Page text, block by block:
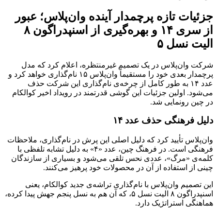
جزئیات تازه پرچمدار آینده وان‌پلاس؛ عبور
از سری ۱۴ و بهره‌گیری از اسنپدراگون ۸
الیت نسل ۵
شرکت وان‌پلاس در یک تصمیم غیرمنتظره، اعلام کرد که مدل
پرچمدار بعدی خود را مستقیماً وان‌پلاس ۱۵ نام‌گذاری خواهد کرد و
عدد ۱۴ به طور کامل از چرخه‌ی نام‌گذاری این شرکت حذف
می‌شود. اولین جزئیات این گوشی قدرتمند در رویداد اخیر کوالکام
در چین رونمایی شد.
دلیل فرهنگی حذف عدد ۱۴
وان‌پلاس تأیید کرد که دلیل اصلی این پرش در نام‌گذاری، ملاحظات
فرهنگی است. در فرهنگ چین، عدد «۴» به دلیل تشابه تلفظی با
کلمه‌ی «مرگ»، عددی نحس تلقی می‌شود و بسیاری از سازندگان
چینی از استفاده از آن در محصولات خود پرهیز می‌کنند.
این تصمیم وان‌پلاس با نام‌گذاری تراشه‌ی جدید کوالکام، یعنی
اسنپدراگون ۸ الیت نسل ۵، که آن هم به نسل پنجم جهش پیدا کرده،
هماهنگی استراتژیک دارد.